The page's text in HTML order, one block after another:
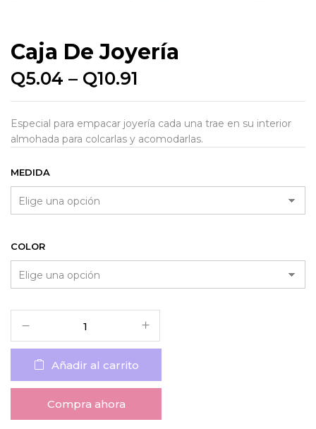
Caja De Joyería
Q5.04 – Q10.91
Especial para empacar joyería cada una trae en su interior
almohada para colcarlas y acomodarlas.
MEDIDA
COLOR
Añadir al carrito
Compra ahora